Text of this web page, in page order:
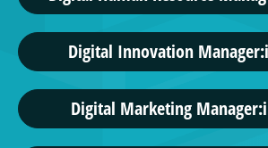
Digital Innovation
Digital Marketing